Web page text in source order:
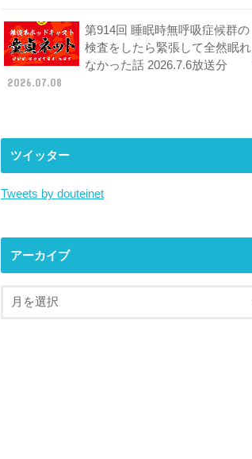
第914回 睡眠時無呼吸症候群の
検査をしたら緊張して全然眠れ
なかった話 2026.7.6放送分
2026.07.08
ツイッター
Tweets by douteinet
アーカイブ